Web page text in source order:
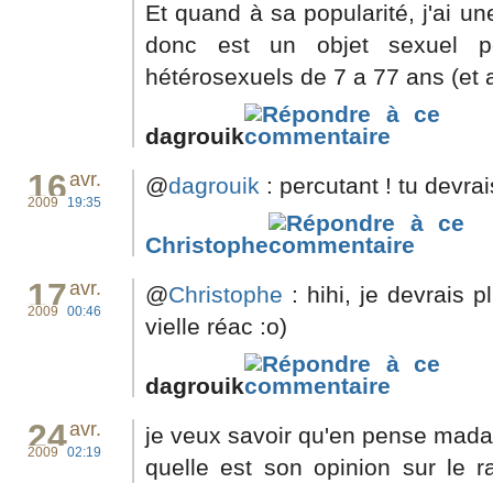
Et quand à sa popularité, j'ai
donc est un objet sexuel
hétérosexuels de 7 a 77 ans (et
dagrouik
16avr.
2009 19:35
@dagrouik : percutant ! tu
Christophe
17avr.
2009 00:46
@Christophe : hihi, je devrais
vielle réac :o)
dagrouik
24avr.
2009 02:19
je veux savoir qu'en pense
quelle est son opinion sur le